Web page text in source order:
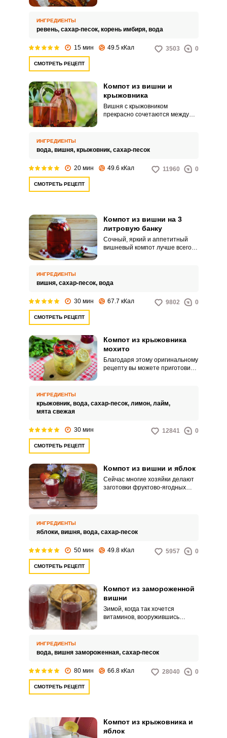
приятным вкусом и пикантной
кислинкой.
ИНГРЕДИЕНТЫ
ревень, сахар-песок, корень имбиря, вода
15 мин 49.5 кКал 3503 0
СМОТРЕТЬ РЕЦЕПТ
Компот из вишни и
крыжовника
Вишня с крыжовником
прекрасно сочетаются между
ИНГРЕДИЕНТЫ
вода, вишня, крыжовник, сахар-песок
20 мин 49.6 кКал 11960 0
СМОТРЕТЬ РЕЦЕПТ
Компот из вишни на 3
литровую банку
Сочный, яркий и аппетитный
вишневый компот лучше всего
хлопот в зимнее время.
ИНГРЕДИЕНТЫ
вишня, сахар-песок, вода
30 мин 67.7 кКал 9802 0
СМОТРЕТЬ РЕЦЕПТ
Компот из крыжовника
мохито
Благодаря этому оригинальному
рецепту вы можете приготовить
лимона. Этот чудесный напиток
хорошо освежает, обладает
напитками – если вы любите
ИНГРЕДИЕНТЫ
крыжовник, вода, сахар-песок, лимон, лайм,
мята свежая
30 мин 12841 0
СМОТРЕТЬ РЕЦЕПТ
Компот из вишни и яблок
Сейчас многие хозяйки делают
заготовки фруктово-ягодных
ИНГРЕДИЕНТЫ
яблоки, вишня, вода, сахар-песок
50 мин 49.8 кКал 5957 0
СМОТРЕТЬ РЕЦЕПТ
Компот из замороженной
вишни
Зимой, когда так хочется
витаминов, вооружившись
самых вкусных и ароматных
получается компот из
ИНГРЕДИЕНТЫ
вода, вишня замороженная, сахар-песок
80 мин 66.8 кКал 28040 0
СМОТРЕТЬ РЕЦЕПТ
Компот из крыжовника и
яблок